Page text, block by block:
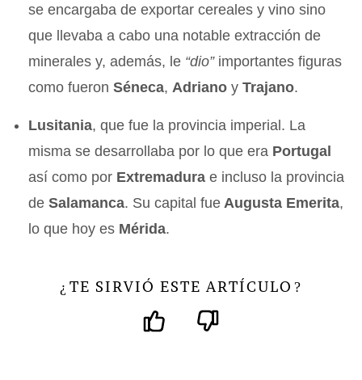
se encargaba de exportar cereales y vino sino
que llevaba a cabo una notable extracción de
minerales y, además, le “dio”importantes figuras
como fueronSéneca, Adriano yTrajano.
Lusitania, que fue la provincia imperial. La
misma se desarrollaba por lo que era Portugal
así como por Extremadura e incluso la provincia
deSalamanca. Su capital fue Augusta Emerita,
lo que hoy es Mérida.
¿ TE SIRVIÓ ESTE ARTÍCULO ?